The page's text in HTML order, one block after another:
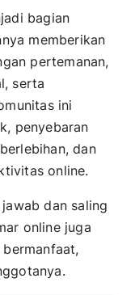
bagian
memberikan
pertemanan,
serta
ini
penyebaran
dan
online.
dan saling
online juga